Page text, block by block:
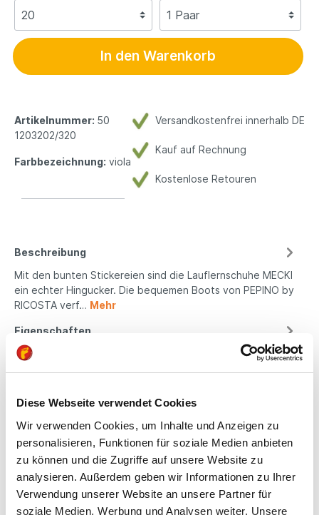
Diese Webseite verwendet Cookies
Wir verwenden Cookies, um Inhalte und Anzeigen zu
personalisieren, Funktionen für soziale Medien anbieten
zu können und die Zugriffe auf unsere Website zu
analysieren. Außerdem geben wir Informationen zu Ihrer
Verwendung unserer Website an unsere Partner für
soziale Medien, Werbung und Analysen weiter. Unsere
In den Warenkorb
Versandkostenfrei innerhalb DE
Kauf auf Rechnung
Kostenlose Retouren
Artikelnummer: 50
1203202/320
Farbbezeichnung: viola
Beschreibung
Mit den bunten Stickereien sind die Lauflernschuhe MECKI
ein echter Hingucker. Die bequemen Boots von PEPINO by
RICOSTA verf… Mehr
Eigenschaften
Produktsicherheit
Kindgerechte
Passform
All unsere Schuhe sind
auf die Bedürfnisse